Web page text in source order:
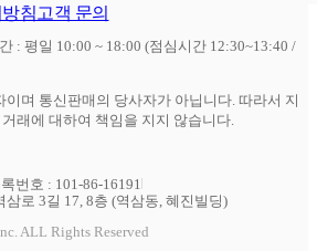
침고객 문의
: 평일 10:00 ~ 18:00 (점심시간 12:30~13:40 /
며 통신판매의 당사자가 아닙니다. 따라서 지
래에 대하여 책임을 지지 않습니다.
번호 : 101-86-16191
로 3길 17, 8층 (역삼동, 혜진빌딩)
ALL Rights Reserved